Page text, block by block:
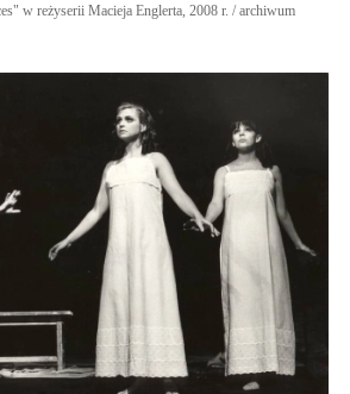
w reżyserii Macieja Englerta, 2008 r. / archiwum